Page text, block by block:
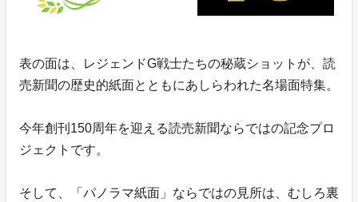
表の面は、レジェンドG戦士たちの秘蔵ショットが、読
売新聞の歴史的紙面とともにあしらわれた名場面特集。
今年創刊150周年を迎える読売新聞ならではの記念プロ
ジェクトです。
そして、「パノラマ紙面」ならではの見所は、むしろ裏